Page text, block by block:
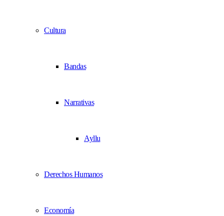
Cultura
Bandas
Narrativas
Ayllu
Derechos Humanos
Economía